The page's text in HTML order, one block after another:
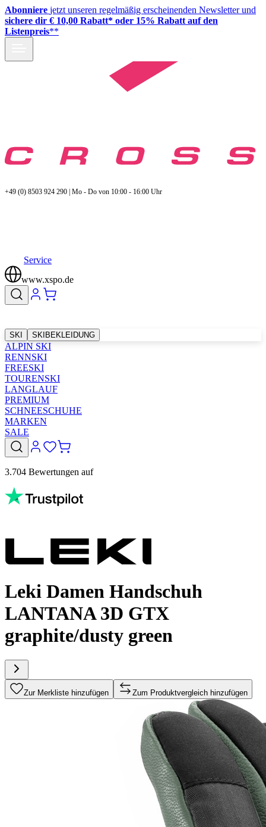
Abonniere jetzt unseren regelmäßig erscheinenden Newsletter und
sichere dir € 10,00 Rabatt* oder 15% Rabatt auf den
Listenpreis**
+49 (0) 8503 924 290 | Mo - Do von 10:00 - 16:00 Uhr
Service
www.xspo.de
SKI SKIBEKLEIDUNG
ALPIN SKI
RENNSKI
FREESKI
TOURENSKI
LANGLAUF
PREMIUM
SCHNEESCHUHE
MARKEN
SALE
3.704 Bewertungen auf
Leki Damen Handschuh
LANTANA 3D GTX
graphite/dusty green
Zur Merkliste hinzufügen Zum Produktvergleich hinzufügen